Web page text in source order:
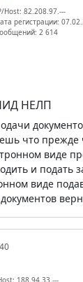
Host: 82.208.97.---
регистрации:
2 614
НЕЛП
что прежде
виде
и подать
виде
188.94.33.---